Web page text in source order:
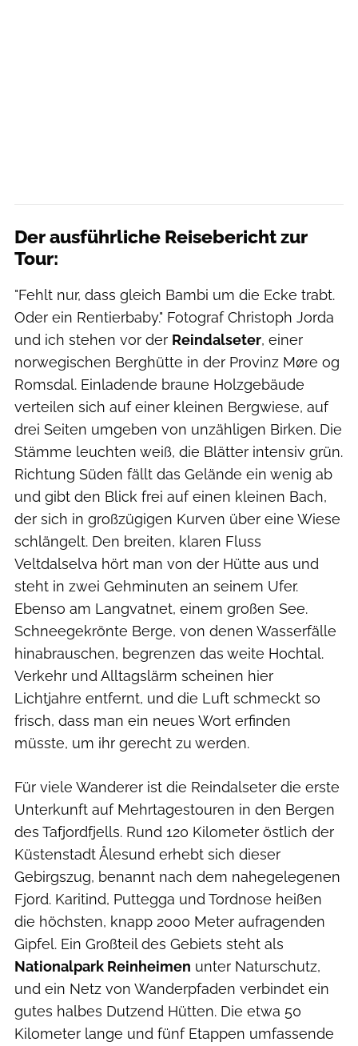
Der ausführliche Reisebericht zur
Tour:
"Fehlt nur, dass gleich Bambi um die Ecke trabt.
Oder ein Rentierbaby." Fotograf Christoph Jorda
und ich stehen vor der Reindalseter, einer
norwegischen Berghütte in der Provinz Møre og
Romsdal. Einladende braune Holzgebäude
verteilen sich auf einer kleinen Bergwiese, auf
drei Seiten umgeben von unzähligen Birken. Die
Stämme leuchten weiß, die Blätter intensiv grün.
Richtung Süden fällt das Gelände ein wenig ab
und gibt den Blick frei auf einen kleinen Bach,
der sich in großzügigen Kurven über eine Wiese
schlängelt. Den breiten, klaren Fluss
Veltdalselva hört man von der Hütte aus und
steht in zwei Gehminuten an seinem Ufer.
Ebenso am Langvatnet, einem großen See.
Schneegekrönte Berge, von denen Wasserfälle
hinabrauschen, begrenzen das weite Hochtal.
Verkehr und Alltagslärm scheinen hier
Lichtjahre entfernt, und die Luft schmeckt so
frisch, dass man ein neues Wort erfinden
müsste, um ihr gerecht zu werden.
Für viele Wanderer ist die Reindalseter die erste
Unterkunft auf Mehrtagestouren in den Bergen
des Tafjordfjells. Rund 120 Kilometer östlich der
Küstenstadt Ålesund erhebt sich dieser
Gebirgszug, benannt nach dem nahegelegenen
Fjord. Karitind, Puttegga und Tordnose heißen
die höchsten, knapp 2000 Meter aufragenden
Gipfel. Ein Großteil des Gebiets steht als
Nationalpark Reinheimen unter Naturschutz,
und ein Netz von Wanderpfaden verbindet ein
gutes halbes Dutzend Hütten. Die etwa 50
Kilometer lange und fünf Etappen umfassende